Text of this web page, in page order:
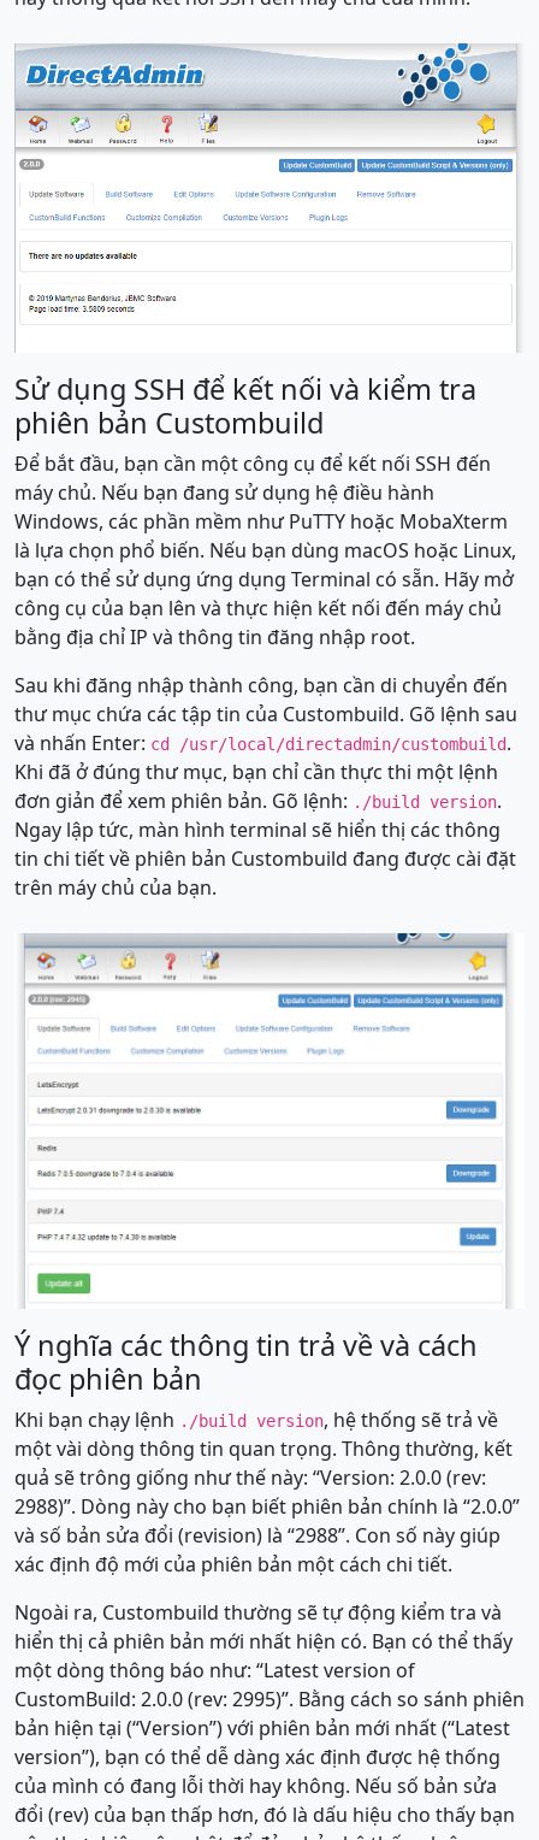
Sử dụng SSH để kết nối và kiểm tra
phiên bản Custombuild
Để bắt đầu, bạn cần một công cụ để kết nối SSH đến
máy chủ. Nếu bạn đang sử dụng hệ điều hành
Windows, các phần mềm như PuTTY hoặc MobaXterm
là lựa chọn phổ biến. Nếu bạn dùng macOS hoặc Linux,
bạn có thể sử dụng ứng dụng Terminal có sẵn. Hãy mở
công cụ của bạn lên và thực hiện kết nối đến máy chủ
bằng địa chỉ IP và thông tin đăng nhập root.
Sau khi đăng nhập thành công, bạn cần di chuyển đến
thư mục chứa các tập tin của Custombuild. Gõ lệnh sau
và nhấn Enter: cd /usr/local/directadmin/custombuild.
Khi đã ở đúng thư mục, bạn chỉ cần thực thi một lệnh
đơn giản để xem phiên bản. Gõ lệnh: ./build version.
Ngay lập tức, màn hình terminal sẽ hiển thị các thông
tin chi tiết về phiên bản Custombuild đang được cài đặt
trên máy chủ của bạn.
Ý nghĩa các thông tin trả về và cách
đọc phiên bản
Khi bạn chạy lệnh ./build version, hệ thống sẽ trả về
một vài dòng thông tin quan trọng. Thông thường, kết
quả sẽ trông giống như thế này: “Version: 2.0.0 (rev:
2988)”. Dòng này cho bạn biết phiên bản chính là “2.0.0”
và số bản sửa đổi (revision) là “2988”. Con số này giúp
xác định độ mới của phiên bản một cách chi tiết.
Ngoài ra, Custombuild thường sẽ tự động kiểm tra và
hiển thị cả phiên bản mới nhất hiện có. Bạn có thể thấy
một dòng thông báo như: “Latest version of
CustomBuild: 2.0.0 (rev: 2995)”. Bằng cách so sánh phiên
bản hiện tại (“Version”) với phiên bản mới nhất (“Latest
version”), bạn có thể dễ dàng xác định được hệ thống
của mình có đang lỗi thời hay không. Nếu số bản sửa
đổi (rev) của bạn thấp hơn, đó là dấu hiệu cho thấy bạn